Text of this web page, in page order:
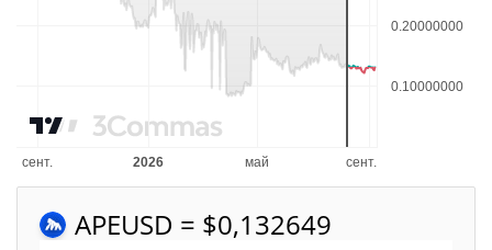
APEUSD = $0,132649